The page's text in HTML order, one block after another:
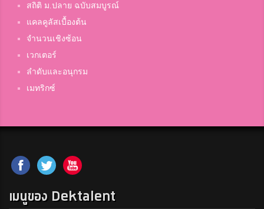
สถิติ ม.ปลาย ฉบับสมบูรณ์
แคลคูลัสเบื้องต้น
จำนวนเชิงซ้อน
เวกเตอร์
ลำดับและอนุกรม
เมทริกซ์
เมนูของ Dektalent